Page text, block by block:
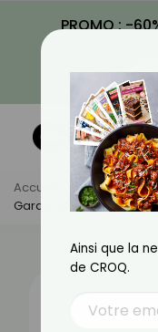
PROMO : -
Accueil Actus
Garam Massala :
Ainsi que la
de CROQ.